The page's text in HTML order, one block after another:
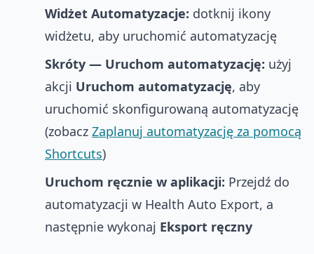
Widżet Automatyzacje: dotknij ikony
widżetu, aby uruchomić automatyzację
Skróty — Uruchom automatyzację: użyj
akcji Uruchom automatyzację, aby
uruchomić skonfigurowaną automatyzację
(zobacz Zaplanuj automatyzację za pomocą
Shortcuts)
Uruchom ręcznie w aplikacji: Przejdź do
automatyzacji w Health Auto Export, a
następnie wykonaj Eksport ręczny